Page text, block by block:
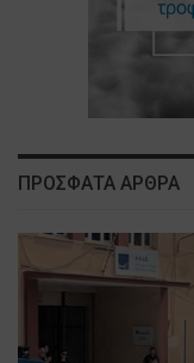
ΠΡΟΣΦΑΤΑ ΑΡΘΡΑ